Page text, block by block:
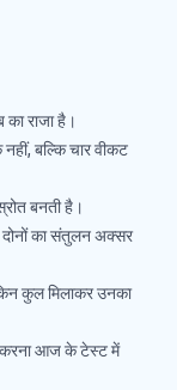
का राजा है।
बल्कि चार वीकट
बनती है।
दोनों का संतुलन अक्सर
कुल मिलाकर उनका
करना आज के टेस्ट में